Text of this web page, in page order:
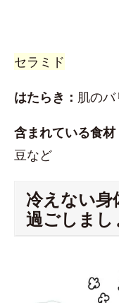
セラミド
はたらき： 肌の
含まれている食材
豆など
冷えない身
過ごしまし